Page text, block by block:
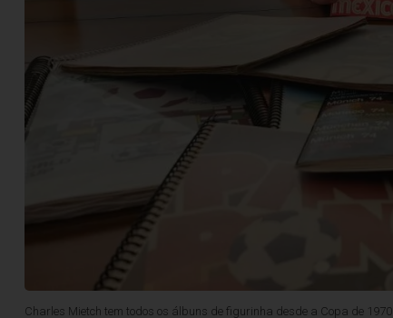
Charles Mietch tem todos os álbuns de figurinha desde a Copa de 1970